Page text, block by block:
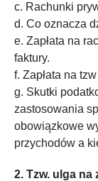
c. Rachunki
d. Co oznacza
e. Zapłata na
faktury.
f. Zapłata na
g. Skutki
zastosowania
obowiązkowe
przychodów a
2. Tzw. ulga na